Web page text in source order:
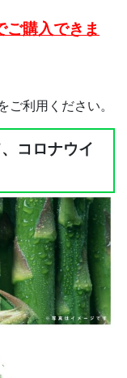
ご購入できま
ご利用ください。
コロナウイ